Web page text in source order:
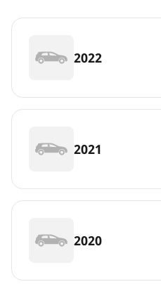
2022
2021
2020